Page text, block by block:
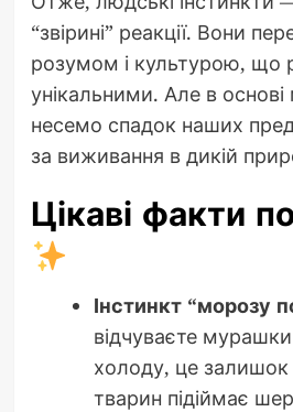
“звірині” реакції. Вони
розумом і культурою, що
унікальними. Але в
несемо спадок наших
за виживання в дикій
Цікаві факти
Інстинкт “морозу
відчуваєте
холоду, це залишок
тварин підіймає